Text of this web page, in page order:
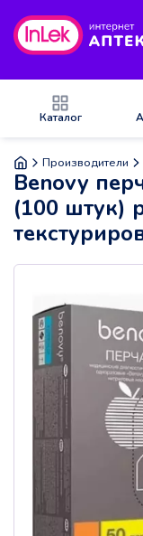
Каталог
Производители
Benovy
(100 штук)